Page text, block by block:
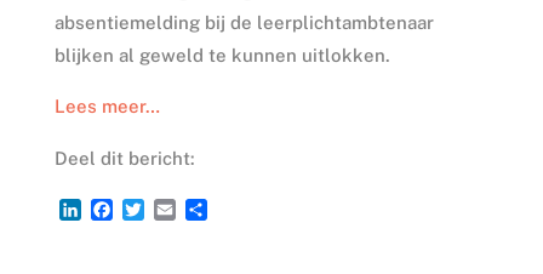
absentiemelding bij de leerplichtambtenaar
blijken al geweld te kunnen uitlokken.
Lees meer…
Deel dit bericht:
L
F
T
E
D